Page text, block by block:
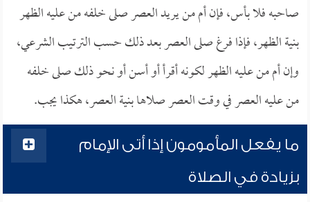
صاحبه فلا بأس، فإن أم من يريد العصر صلى خلفه من عليه الظهر
بنية الظهر، فإذا فرغ صلى العصر بعد ذلك حسب الترتيب الشرعي،
وإن أم من عليه الظهر لكونه أقرأ أو أسن أو نحو ذلك صلى خلفه
من عليه العصر في وقت العصر صلاها بنية العصر، هكذا يجب.
ما يفعل المأمومون إذا أتى الإمام
بزيادة في الصلاة